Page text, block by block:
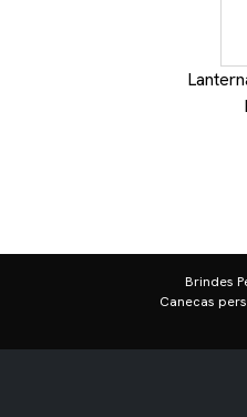
Brindes
Canecas